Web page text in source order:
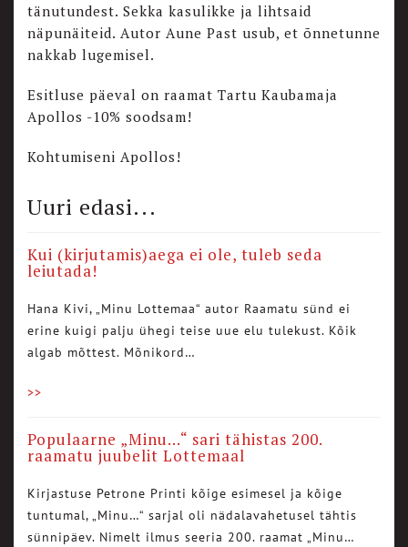
tänutundest. Sekka kasulikke ja lihtsaid
näpunäiteid. Autor Aune Past usub, et õnnetunne
nakkab lugemisel.
Esitluse päeval on raamat Tartu Kaubamaja
Apollos -10% soodsam!
Kohtumiseni Apollos!
Uuri edasi...
Kui (kirjutamis)aega ei ole, tuleb seda
leiutada!
Hana Kivi, „Minu Lottemaa“ autor Raamatu sünd ei
erine kuigi palju ühegi teise uue elu tulekust. Kõik
algab mõttest. Mõnikord…
>>
Populaarne „Minu…“ sari tähistas 200.
raamatu juubelit Lottemaal
Kirjastuse Petrone Printi kõige esimesel ja kõige
tuntumal, „Minu…“ sarjal oli nädalavahetusel tähtis
sünnipäev. Nimelt ilmus seeria 200. raamat „Minu…